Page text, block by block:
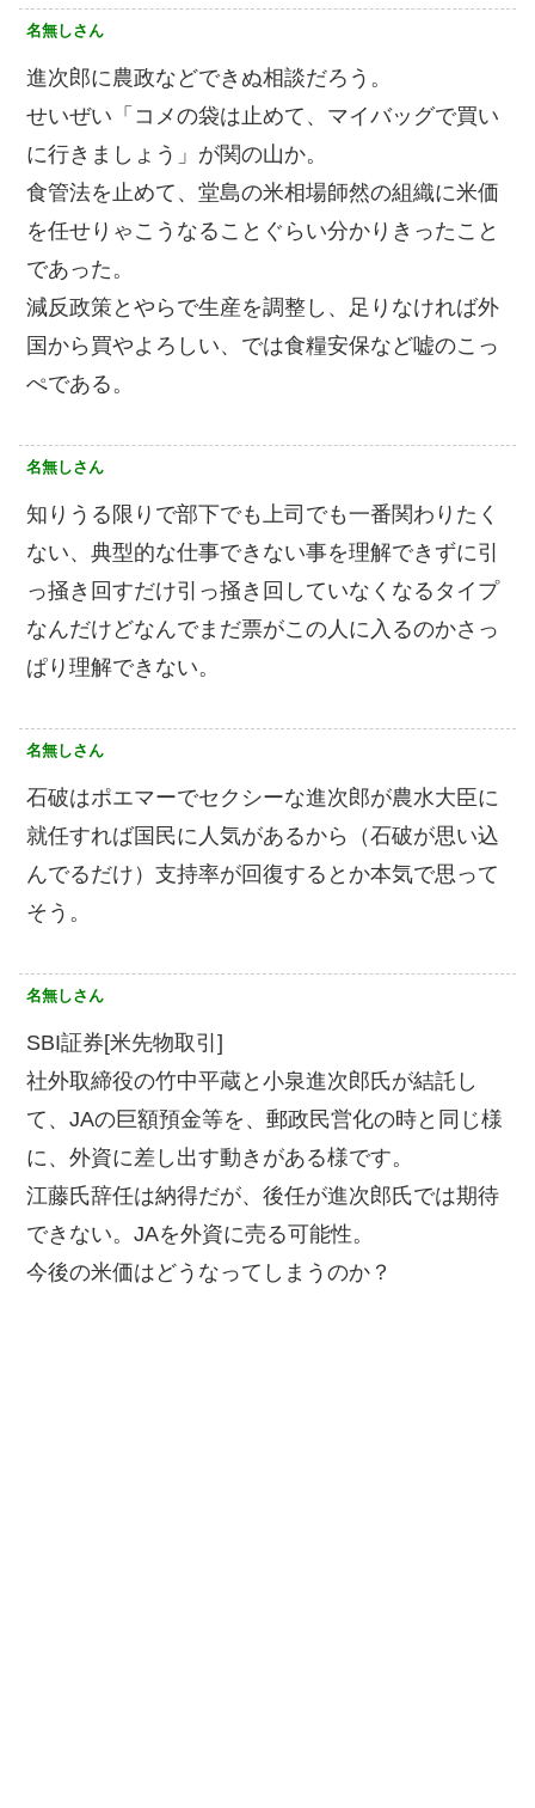
名無しさん
進次郎に農政などできぬ相談だろう。
せいぜい「コメの袋は止めて、マイバッグで買い
に行きましょう」が関の山か。
食管法を止めて、堂島の米相場師然の組織に米価
を任せりゃこうなることぐらい分かりきったこと
であった。
減反政策とやらで生産を調整し、足りなければ外
国から買やよろしい、では食糧安保など嘘のこっ
ぺである。
名無しさん
知りうる限りで部下でも上司でも一番関わりたく
ない、典型的な仕事できない事を理解できずに引
っ掻き回すだけ引っ掻き回していなくなるタイプ
なんだけどなんでまだ票がこの人に入るのかさっ
ぱり理解できない。
名無しさん
石破はポエマーでセクシーな進次郎が農水大臣に
就任すれば国民に人気があるから（石破が思い込
んでるだけ）支持率が回復するとか本気で思って
そう。
名無しさん
SBI証券[米先物取引]
社外取締役の竹中平蔵と小泉進次郎氏が結託し
て、JAの巨額預金等を、郵政民営化の時と同じ様
に、外資に差し出す動きがある様です。
江藤氏辞任は納得だが、後任が進次郎氏では期待
できない。JAを外資に売る可能性。
今後の米価はどうなってしまうのか？